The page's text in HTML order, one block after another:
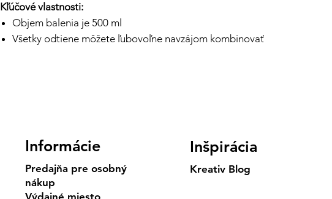
Kľúčové vlastnosti:
Objem balenia je 500 ml
Všetky odtiene môžete ľubovoľne navzájom kombinovať
Informácie
Predajňa pre osobný
nákup
Inšpirácia
Kreativ Blog